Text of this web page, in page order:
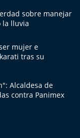
sobre manejar
la lluvia
mujer e
tras su
Alcaldesa de
contra Panimex